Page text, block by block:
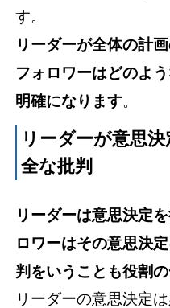
す。
リーダーが全体の計
フォロワーはどのよ
明確になります。
リーダーが意思
全な批判
リーダーは意思決定
ロワーはその意思決
判をいうことも役割
リーダーの意思決定